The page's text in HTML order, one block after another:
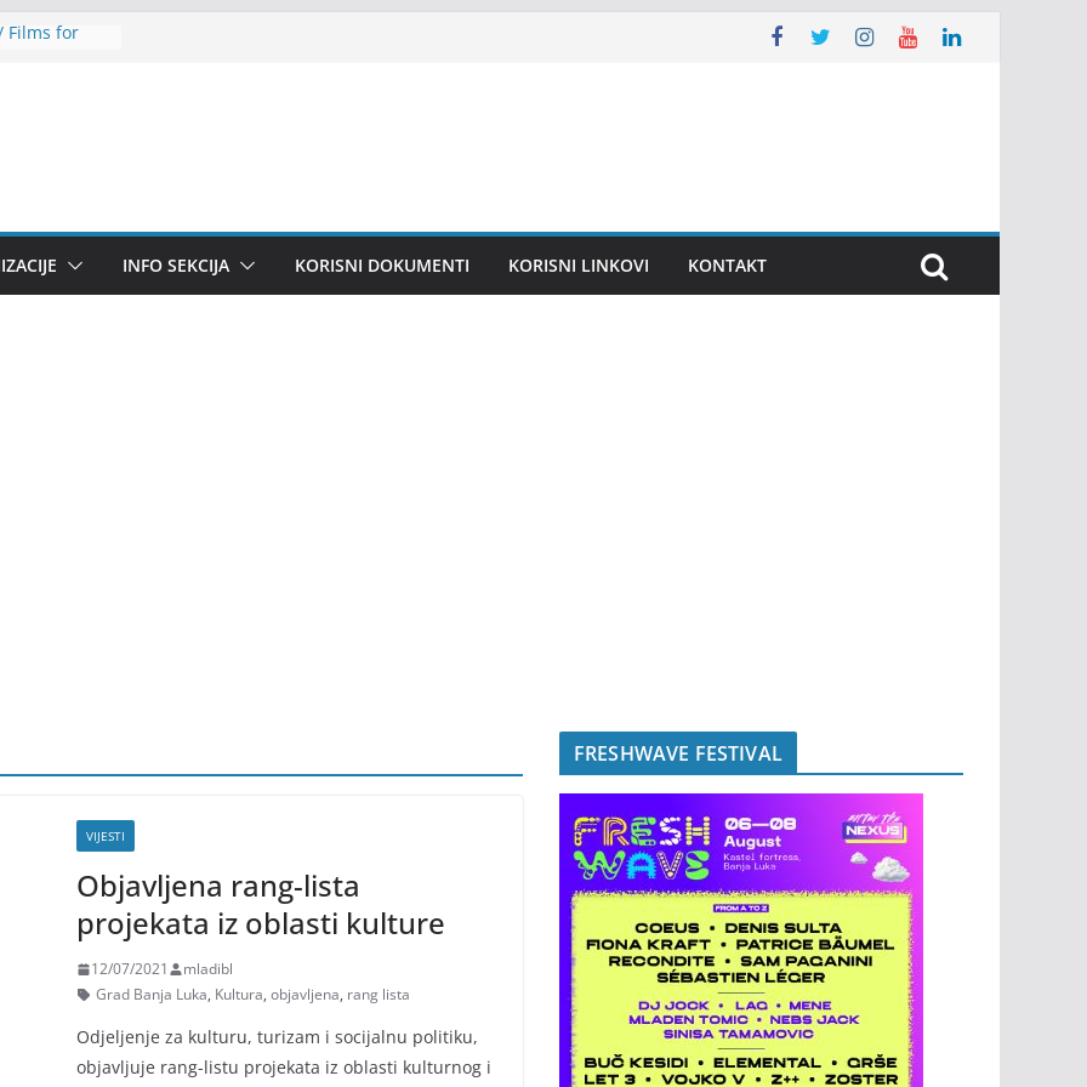
Films for
zapošljava
INFO SEKCIJA KORISNI DOKUMENTI KORISNI LINKOVI KONTAKT
VIJESTI
Objavljena rang-lista
projekata iz oblasti kulture
12/07/2021
mladibl
Grad Banja Luka, Kultura, objavljena, rang lista
Odjeljenje za kulturu, turizam i socijalnu politiku,
objavljuje rang-listu projekata iz oblasti kulturnog i
FRESHWAVE FESTIVAL